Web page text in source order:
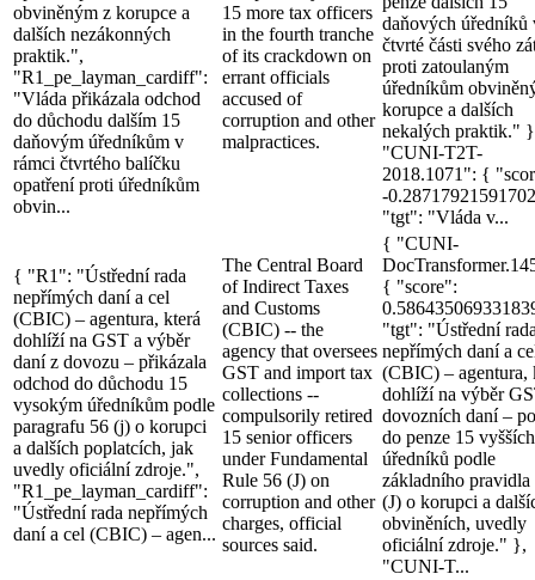
obviněným z korupce a
dalších nezákonných
praktik.",
"R1_pe_layman_cardiff":
"Vláda přikázala odchod
do důchodu dalším 15
daňovým úředníkům v
rámci čtvrtého balíčku
opatření proti úředníkům
obvin...
15 more tax officers
in the fourth tranche
of its crackdown on
errant officials
accused of
corruption and other
malpractices.
daňových úředníků
čtvrté části svého
proti zatoulaným
úředníkům
korupce a dalších
nekalých praktik."
"CUNI-T2T-
2018.1071": {
-
"tgt": "Vláda v...
{ "R1": "Ústřední rada
nepřímých daní a cel
(CBIC) – agentura, která
dohlíží na GST a výběr
daní z dovozu – přikázala
odchod do důchodu 15
vysokým úředníkům podle
paragrafu 56 (j) o korupci
a dalších poplatcích, jak
uvedly oficiální zdroje.",
"R1_pe_layman_cardiff":
"Ústřední rada nepřímých
daní a cel (CBIC) – agen...
The Central Board
of Indirect Taxes
and Customs
(CBIC) -- the
agency that oversees
GST and import tax
collections --
compulsorily retired
15 senior officers
under Fundamental
Rule 56 (J) on
corruption and other
charges, official
sources said.
{ "CUNI-
{ "score":
"tgt": "Ústřední
nepřímých daní a
(CBIC) – agentura,
dohlíží na výběr
dovozních daní –
do penze 15 vyšších
úředníků podle
základního pravidla
(J) o korupci a
obviněních, uvedly
oficiální zdroje." },
"CUNI-T...